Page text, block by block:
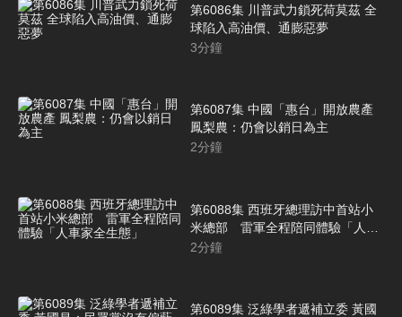
第6086集 川普武力鎖死荷莫茲 全
球陷入高油價、通膨惡夢
3分鐘
第6087集 中國「惠台」開放農產
鳳梨農：仍會以銷日為主
2分鐘
第6088集 西班牙總理訪中首站小
米總部 雷軍全程陪同體驗「人車
家全生態」
2分鐘
第6089集 泛綠學者遞補立委 黃國